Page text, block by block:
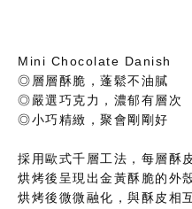
Mini Chocolate Danish
◎層層酥脆，蓬鬆不油膩
◎嚴選巧克力，濃郁有層次
◎小巧精緻，聚會剛剛好
採用歐式千層工法，每層酥
烘烤後呈現出金黃酥脆的外
烘烤後微微融化，與酥皮相